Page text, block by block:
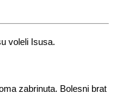
voleli Isusa.
zabrinuta. Bolesni brat